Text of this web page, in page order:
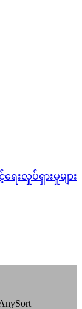
းလှုပ်ရှားမှုများ